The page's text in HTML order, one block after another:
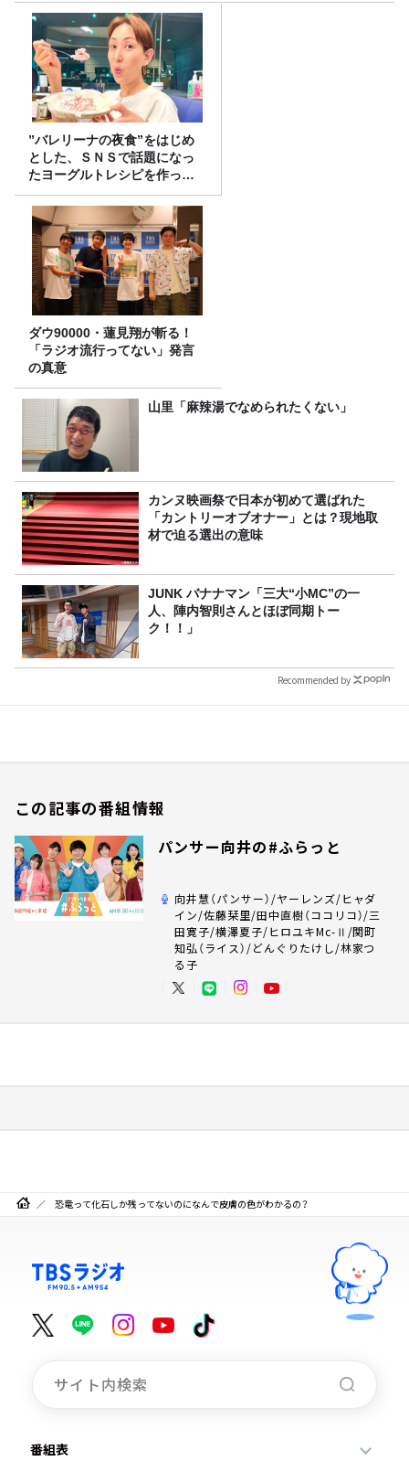
”バレリーナの夜食”をはじめ
とした、ＳＮＳで話題になっ
たヨーグルトレシピを作って
みた！
ダウ90000・蓮見翔が斬る！
「ラジオ流行ってない」発言
の真意
山里「麻辣湯でなめられたくない」
カンヌ映画祭で日本が初めて選ばれた
「カントリーオブオナー」とは？現地取
材で迫る選出の意味
JUNK バナナマン「三大“小MC”の一
人、陣内智則さんとほぼ同期トー
ク！！」
Recommended by
この記事の番組情報
パンサー向井の#ふらっと
向井慧（パンサー）/ヤーレンズ/ヒャダ
イン/佐藤栞里/田中直樹（ココリコ）/三
田寛子/横澤夏子/ヒロユキMc-Ⅱ/関町
知弘（ライス）/どんぐりたけし/林家つ
る子
恐竜って化石しか残ってないのになんで皮膚の色がわかるの？
番組表